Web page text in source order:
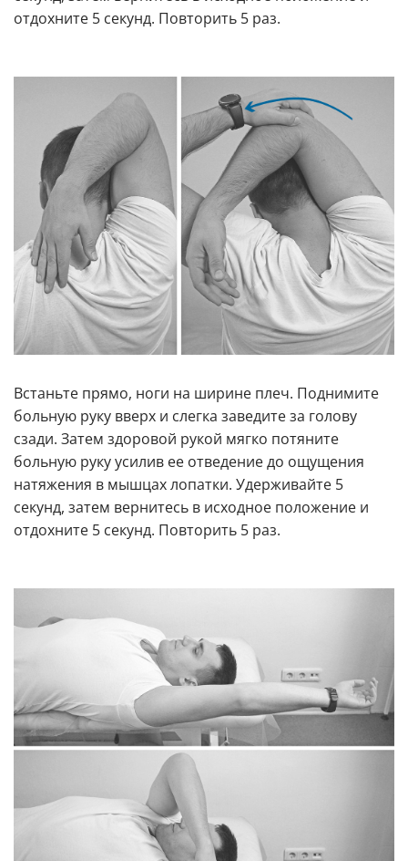
отдохните 5 секунд. Повторить 5 раз.
Встаньте прямо, ноги на ширине плеч. Поднимите
больную руку вверх и слегка заведите за голову
сзади. Затем здоровой рукой мягко потяните
больную руку усилив ее отведение до ощущения
натяжения в мышцах лопатки. Удерживайте 5
секунд, затем вернитесь в исходное положение и
отдохните 5 секунд. Повторить 5 раз.